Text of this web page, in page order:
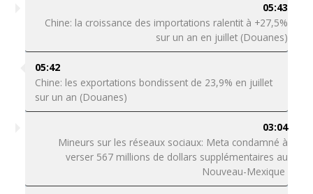
05:43
Chine: la croissance des importations ralentit à +27,5%
sur un an en juillet (Douanes)
05:42
Chine: les exportations bondissent de 23,9% en juillet
sur un an (Douanes)
03:04
Mineurs sur les réseaux sociaux: Meta condamné à
verser 567 millions de dollars supplémentaires au
Nouveau-Mexique